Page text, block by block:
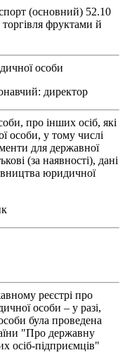
(основний) 52.10
фруктами й
особи
директор
про інших осіб, які
особи, у тому числі
для державної
(за наявності), дані
юридичної
реєстрі про
особи – у разі,
була проведена
"Про державну
осіб-підприємців"